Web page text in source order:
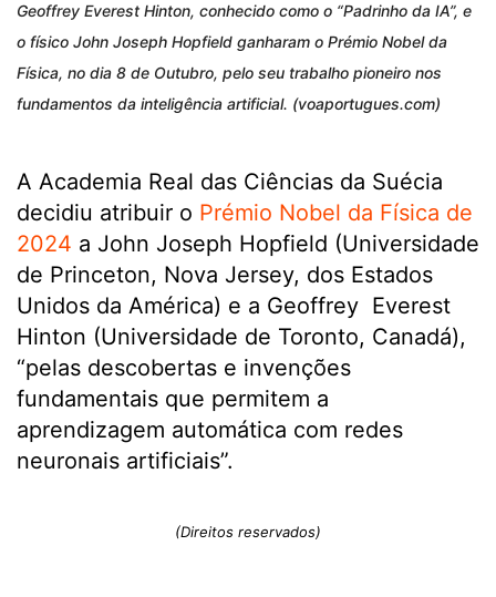
Geoffrey Everest Hinton, conhecido como o “Padrinho da IA”, e
o físico John Joseph Hopfield ganharam o Prémio Nobel da
Física, no dia 8 de Outubro, pelo seu trabalho pioneiro nos
fundamentos da inteligência artificial. (voaportugues.com)
A Academia Real das Ciências da Suécia
decidiu atribuir o Prémio Nobel da Física de
2024 a John Joseph Hopfield (Universidade
de Princeton, Nova Jersey, dos Estados
Unidos da América) e a Geoffrey Everest
Hinton (Universidade de Toronto, Canadá),
“pelas descobertas e invenções
fundamentais que permitem a
aprendizagem automática com redes
neuronais artificiais”.
(Direitos reservados)